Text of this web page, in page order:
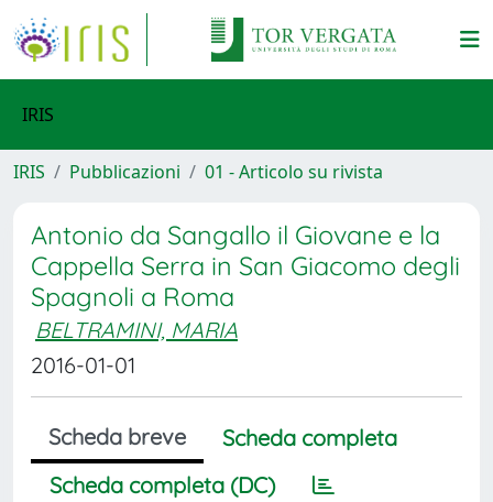
IRIS
IRIS Pubblicazioni 01 - Articolo su rivista
Antonio da Sangallo il Giovane e la
Cappella Serra in San Giacomo degli
Spagnoli a Roma
BELTRAMINI, MARIA
2016-01-01
Scheda breve
Scheda completa
Scheda completa (DC)